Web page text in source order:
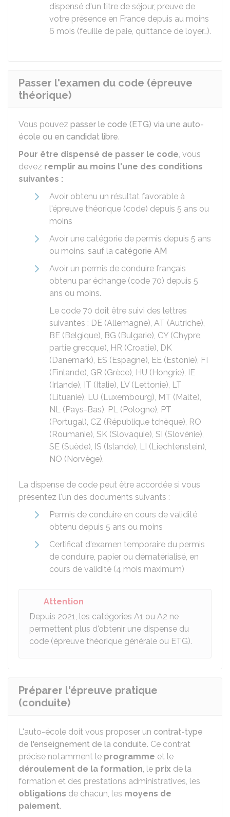
dispensé d'un titre de séjour, preuve de
votre présence en France depuis au moins
6 mois (feuille de paie, quittance de loyer…).
Passer l'examen du code (épreuve
théorique)
Vous pouvez passer le code (ETG) via une auto-
école ou en candidat libre.
Pour être dispensé de passer le code, vous
devez remplir au moins l'une des conditions
suivantes :
Avoir obtenu un résultat favorable à
l'épreuve théorique (code) depuis 5 ans ou
moins
Avoir une catégorie de permis depuis 5 ans
ou moins, sauf la catégorie AM
Avoir un permis de conduire français
obtenu par échange (code 70) depuis 5
ans ou moins.
Le code 70 doit être suivi des lettres
suivantes : DE (Allemagne), AT (Autriche),
BE (Belgique), BG (Bulgarie), CY (Chypre,
partie grecque), HR (Croatie), DK
(Danemark), ES (Espagne), EE (Estonie), FI
(Finlande), GR (Grèce), HU (Hongrie), IE
(Irlande), IT (Italie), LV (Lettonie), LT
(Lituanie), LU (Luxembourg), MT (Malte),
NL (Pays-Bas), PL (Pologne), PT
(Portugal), CZ (République tchèque), RO
(Roumanie), SK (Slovaquie), SI (Slovénie),
SE (Suède), IS (Islande), LI (Liechtenstein),
NO (Norvège).
La dispense de code peut être accordée si vous
présentez l'un des documents suivants :
Permis de conduire en cours de validité
obtenu depuis 5 ans ou moins
Certificat d'examen temporaire du permis
de conduire, papier ou dématérialisé, en
cours de validité (4 mois maximum)
Attention
Depuis 2021, les catégories A1 ou A2 ne
permettent plus d'obtenir une dispense du
code (épreuve théorique générale ou ETG).
Préparer l'épreuve pratique
(conduite)
L'auto-école doit vous proposer un contrat-type
de l'enseignement de la conduite. Ce contrat
précise notamment le programme et le
déroulement de la formation, le prix de la
formation et des prestations administratives, les
obligations de chacun, les moyens de
paiement.